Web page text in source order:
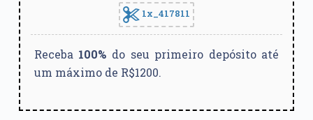
1x_417811
Receba 100% do seu primeiro depósito até
um máximo de R$1200.